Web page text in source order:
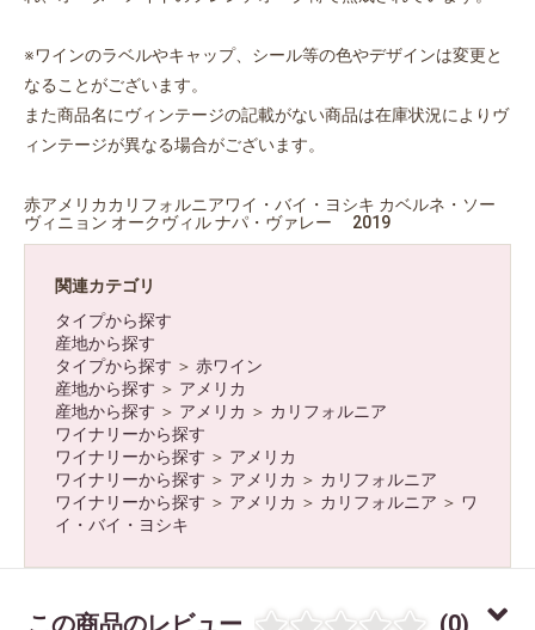
お買い物を続ける
※ワインのラベルやキャップ、シール等の色やデザインは変更と
なることがございます。
また商品名にヴィンテージの記載がない商品は在庫状況によりヴ
ィンテージが異なる場合がございます。
赤アメリカカリフォルニアワイ・バイ・ヨシキ カベルネ・ソー
ヴィニョン オークヴィル ナパ・ヴァレー 2019
関連カテゴリ
タイプから探す
産地から探す
タイプから探す ＞ 赤ワイン
産地から探す ＞ アメリカ
産地から探す ＞ アメリカ ＞ カリフォルニア
ワイナリーから探す
ワイナリーから探す ＞ アメリカ
ワイナリーから探す ＞ アメリカ ＞ カリフォルニア
ワイナリーから探す ＞ アメリカ ＞ カリフォルニア ＞ ワ
イ・バイ・ヨシキ
この商品のレビュー (0)